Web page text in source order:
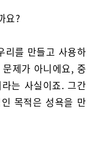
요?
리를 만들고 사용하
제가 아니에요, 중
는 사실이죠. 그간
목적은 성욕을 만